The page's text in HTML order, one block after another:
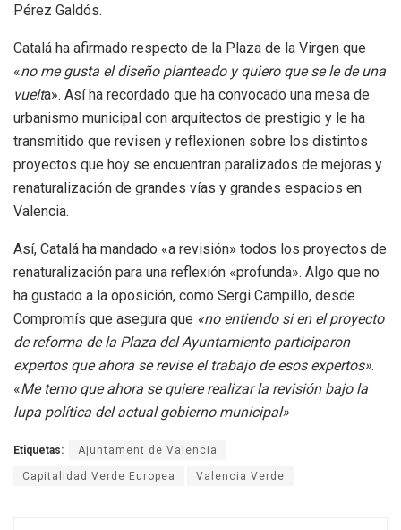
Pérez Galdós.
Catalá ha afirmado respecto de la Plaza de la Virgen que
«no me gusta el diseño planteado y quiero que se le de una
vuelta». Así ha recordado que ha convocado una mesa de
urbanismo municipal con arquitectos de prestigio y le ha
transmitido que revisen y reflexionen sobre los distintos
proyectos que hoy se encuentran paralizados de mejoras y
renaturalización de grandes vías y grandes espacios en
Valencia.
Así, Catalá ha mandado «a revisión» todos los proyectos de
renaturalización para una reflexión «profunda». Algo que no
ha gustado a la oposición, como Sergi Campillo, desde
Compromís que asegura que «no entiendo si en el proyecto
de reforma de la Plaza del Ayuntamiento participaron
expertos que ahora se revise el trabajo de esos expertos».
«Me temo que ahora se quiere realizar la revisión bajo la
lupa política del actual gobierno municipal»
Etiquetas: Ajuntament de Valencia
Capitalidad Verde Europea Valencia Verde